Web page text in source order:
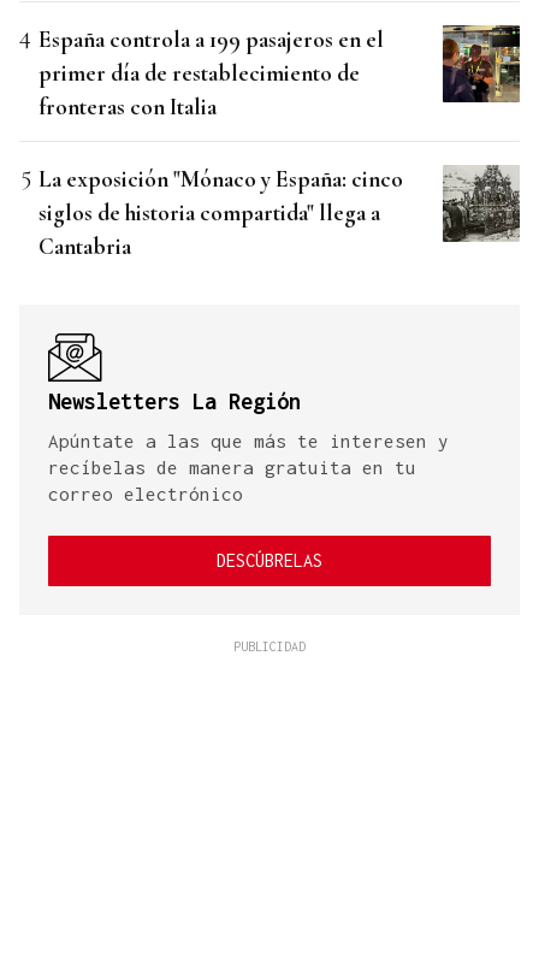
España controla a 199 pasajeros en el
primer día de restablecimiento de
fronteras con Italia
La exposición "Mónaco y España: cinco
siglos de historia compartida" llega a
Cantabria
Newsletters La Región
Apúntate a las que más te interesen y
recíbelas de manera gratuita en tu
correo electrónico
DESCÚBRELAS